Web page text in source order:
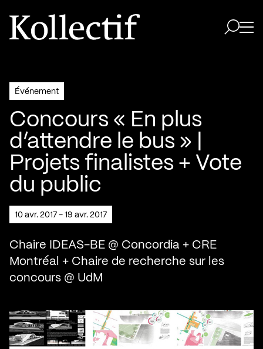
Aller à la page d'accueil
Logo Kollectif
Événement
Concours « En plus
d’attendre le bus » |
Projets finalistes + Vote
du public
10 avr. 2017 - 19 avr. 2017
Chaire IDEAS-BE @ Concordia + CRE
Montréal + Chaire de recherche sur les
concours @ UdM